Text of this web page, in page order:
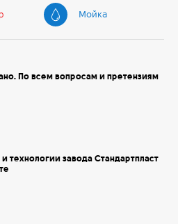
Мойка
По всем вопросам и претензиям
завода Стандартпласт